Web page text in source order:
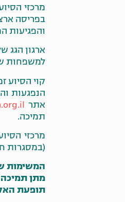
והפגיעות
ארגון הגג
למשפחות
הנפגעות
אתר
תמיכה.
מרכזי
(במסגרות
המשימות
מתן
תופעת